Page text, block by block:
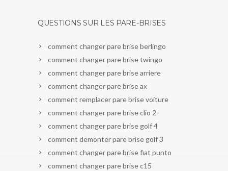
QUESTIONS SUR LES PARE-BRISES
comment changer pare brise berlingo
comment changer pare brise twingo
comment changer pare brise arriere
comment changer pare brise ax
comment remplacer pare brise voiture
comment changer pare brise clio 2
comment changer pare brise golf 4
comment demonter pare brise golf 3
comment changer pare brise fiat punto
comment changer pare brise c15